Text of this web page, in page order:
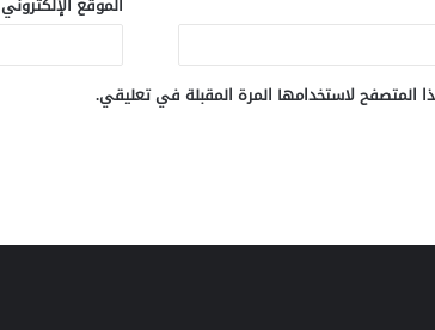
المتصفح لاستخدامها المرة المقبلة في تعليقي.